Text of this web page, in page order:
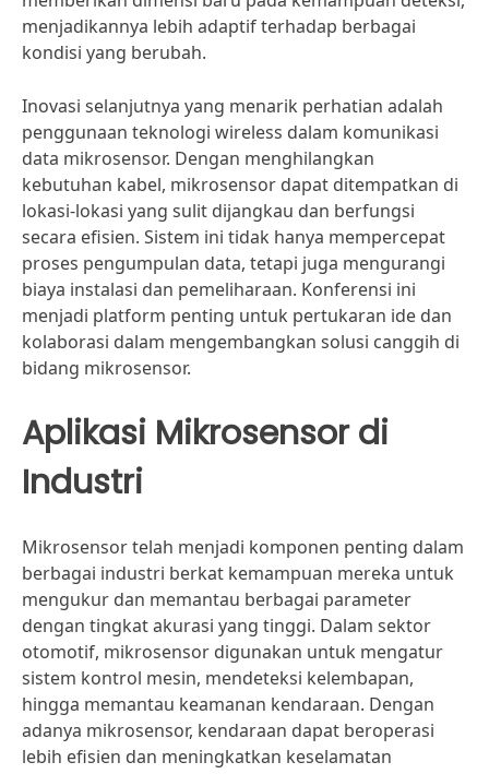
menjadikannya lebih adaptif terhadap berbagai
kondisi yang berubah.
Inovasi selanjutnya yang menarik perhatian adalah
penggunaan teknologi wireless dalam komunikasi
data mikrosensor. Dengan menghilangkan
kebutuhan kabel, mikrosensor dapat ditempatkan di
lokasi-lokasi yang sulit dijangkau dan berfungsi
secara efisien. Sistem ini tidak hanya mempercepat
proses pengumpulan data, tetapi juga mengurangi
biaya instalasi dan pemeliharaan. Konferensi ini
menjadi platform penting untuk pertukaran ide dan
kolaborasi dalam mengembangkan solusi canggih di
bidang mikrosensor.
Aplikasi Mikrosensor di
Industri
Mikrosensor telah menjadi komponen penting dalam
berbagai industri berkat kemampuan mereka untuk
mengukur dan memantau berbagai parameter
dengan tingkat akurasi yang tinggi. Dalam sektor
otomotif, mikrosensor digunakan untuk mengatur
sistem kontrol mesin, mendeteksi kelembapan,
hingga memantau keamanan kendaraan. Dengan
adanya mikrosensor, kendaraan dapat beroperasi
lebih efisien dan meningkatkan keselamatan